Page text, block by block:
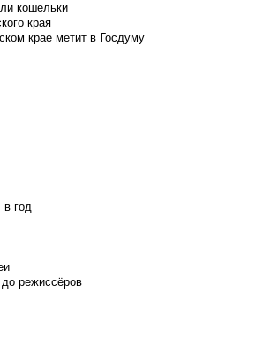
кошельки
края
крае метит в Госдуму
в год
режиссёров